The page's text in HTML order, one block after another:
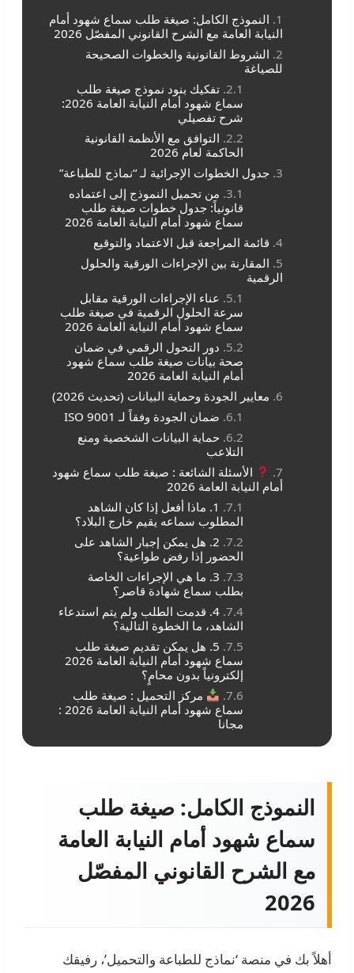
النموذج الكامل: صيغة طلب سماع شهود أمام
النيابة العامة مع الشرح القانوني المفصّل 2026
الشروط القانونية والخطوات الصحيحة
للصياغة
تفكيك بنود نموذج صيغة طلب
سماع شهود أمام النيابة العامة 2026:
شرح تفصيلي
التوافق مع الأنظمة القانونية
الحاكمة لعام 2026
جدول الخطوات الإجرائية لـ “نماذج للطباعة”
من تحميل النموذج إلى اعتماده
قانونياً: جدول خطوات صيغة طلب
سماع شهود أمام النيابة العامة 2026
قائمة المراجعة قبل الاعتماد والتوقيع
المقارنة بين الإجراءات الورقية والحلول
الرقمية
عناء الإجراءات الورقية مقابل
سرعة الحلول الرقمية في صيغة طلب
سماع شهود أمام النيابة العامة 2026
دور التحول الرقمي في ضمان
صحة بيانات صيغة طلب سماع شهود
أمام النيابة العامة 2026
معايير الجودة وحماية البيانات (تحديث 2026)
ضمان الجودة وفقاً لـ ISO 9001
حماية البيانات الشخصية ومنع
التلاعب
الأسئلة الشائعة : صيغة طلب سماع شهود
أمام النيابة العامة 2026
1. ماذا أفعل إذا كان الشاهد
المطلوب سماعه يقيم خارج البلاد؟
2. هل يمكن إجبار الشاهد على
الحضور إذا رفض طواعية؟
3. ما هي الإجراءات الخاصة
بطلب سماع شهادة قاصر؟
4. قدمت الطلب ولم يتم استدعاء
الشاهد، ما الخطوة التالية؟
5. هل يمكن تقديم صيغة طلب
سماع شهود أمام النيابة العامة 2026
إلكترونياً بدون محامٍ؟
مركز التحميل : صيغة طلب
سماع شهود أمام النيابة العامة 2026 :
مجانا
النموذج الكامل: صيغة طلب
سماع شهود أمام النيابة العامة
مع الشرح القانوني المفصّل
2026
أهلاً بك في منصة ‘نماذج للطباعة والتحميل’، رفيقك